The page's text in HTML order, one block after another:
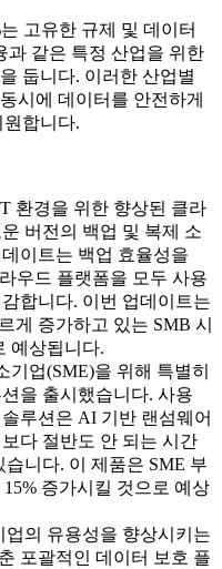
고유한 규제 및 데이터
과 같은 특정 산업을 위한
둡니다. 이러한 산업별
시에 데이터를 안전하게
합니다.
환경을 위한 향상된 클라
버전의 백업 및 복제 소
이트는 백업 효율성을
우드 플랫폼을 모두 사용
합니다. 이번 업데이트는
게 증가하고 있는 SMB 시
예상됩니다.
기업(SME)을 위해 특별히
을 출시했습니다. 사용
루션은 AI 기반 랜섬웨어
다 절반도 안 되는 시간
니다. 이 제품은 SME 부
증가시킬 것으로 예상
업의 유용성을 향상시키는
포괄적인 데이터 보호 플